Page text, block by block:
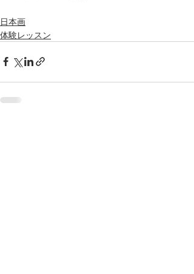
日本画
体験レッスン